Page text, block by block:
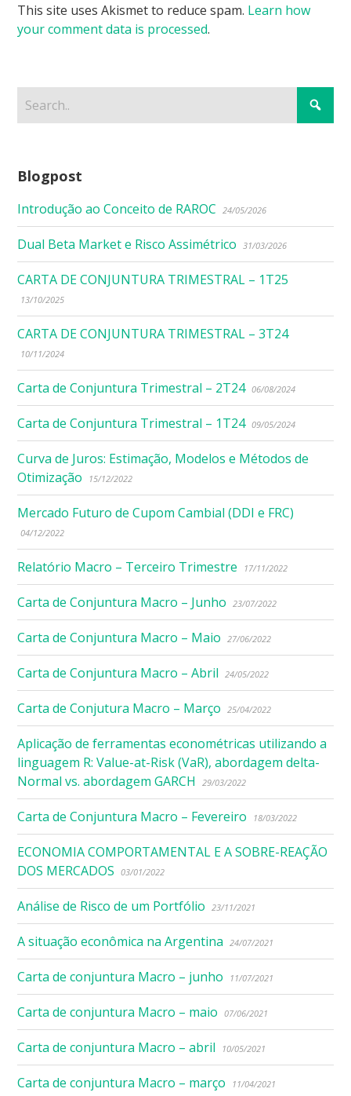
This site uses Akismet to reduce spam. Learn how
your comment data is processed.
Blogpost
Introdução ao Conceito de RAROC 24/05/2026
Dual Beta Market e Risco Assimétrico 31/03/2026
CARTA DE CONJUNTURA TRIMESTRAL – 1T25
13/10/2025
CARTA DE CONJUNTURA TRIMESTRAL – 3T24
10/11/2024
Carta de Conjuntura Trimestral – 2T24 06/08/2024
Carta de Conjuntura Trimestral – 1T24 09/05/2024
Curva de Juros: Estimação, Modelos e Métodos de
Otimização
15/12/2022
Mercado Futuro de Cupom Cambial (DDI e FRC)
04/12/2022
Relatório Macro – Terceiro Trimestre 17/11/2022
Carta de Conjuntura Macro – Junho 23/07/2022
Carta de Conjuntura Macro – Maio 27/06/2022
Carta de Conjuntura Macro – Abril 24/05/2022
Carta de Conjutura Macro – Março 25/04/2022
Aplicação de ferramentas econométricas utilizando a
linguagem R: Value-at-Risk (VaR), abordagem delta-
Normal vs. abordagem GARCH
29/03/2022
Carta de Conjuntura Macro – Fevereiro 18/03/2022
ECONOMIA COMPORTAMENTAL E A SOBRE-REAÇÃO
DOS MERCADOS
03/01/2022
Análise de Risco de um Portfólio 23/11/2021
A situação econômica na Argentina 24/07/2021
Carta de conjuntura Macro – junho 11/07/2021
Carta de conjuntura Macro – maio 07/06/2021
Carta de conjuntura Macro – abril 10/05/2021
Carta de conjuntura Macro – março 11/04/2021